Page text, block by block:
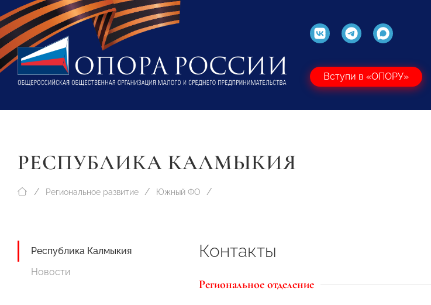
Вступи в «ОПОРУ»
РЕСПУБЛИКА КАЛМЫКИЯ
Региональное развитие Южный ФО
Республика Калмыкия
Новости
Контакты
Региональное отделение